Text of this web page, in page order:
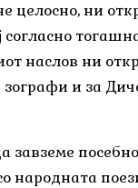
целосно, ни
наслов ни
и за
народната